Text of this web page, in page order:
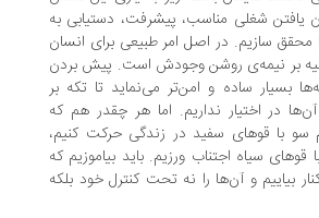
شغلی مناسب، پیشرفت، دستیابی به
در اصل امر طبیعی برای انسان
نیمه‌ی روشن وجودش است. پیش بردن
ساده و امن‌تر می‌نماید تا تکه بر
نداریم. اما هر چقدر هم که
سفید در زندگی حرکت کنیم،
سیاه اجتناب ورزیم. باید بیاموزیم که
و آن‌ها را نه تحت کنترل خود بلکه